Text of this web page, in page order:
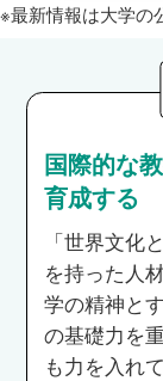
※最新情報は大学の
国際的な
育成する
「世界文化
を持った人
学の精神と
の基礎力を
も力を入れ